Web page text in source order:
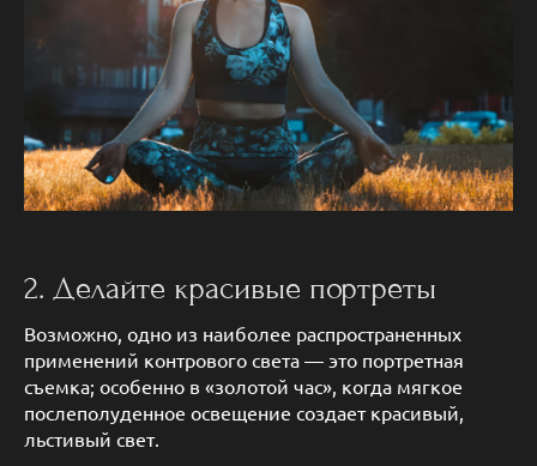
2. Делайте красивые портреты
Возможно, одно из наиболее распространенных
применений контрового света — это портретная
съемка; особенно в «золотой час», когда мягкое
послеполуденное освещение создает красивый,
льстивый свет.